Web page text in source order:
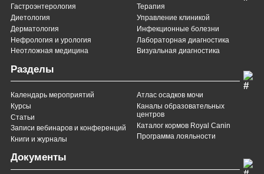
Гастроэнтерология
Диетология
Дерматология
Нефрология и урология
Неотложная медицина
Терапия
Управление клиникой
Инфекционные болезни
Лабораторная диагностика
Визуальная диагностика
Разделы
Календарь мероприятий
Курсы
Статьи
Записи вебинаров и конференций
Книги и журналы
Атлас осадков мочи
Каналы образовательных
центров
Каталог кормов Royal Canin
Программа лояльности
Документы